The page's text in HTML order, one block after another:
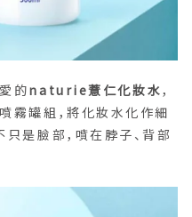
的naturie薏仁化妝水，
霧罐組，將化妝水化作細
是臉部，噴在脖子、背部